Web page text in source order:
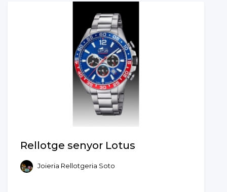
Rellotge senyor Lotus
Joieria Rellotgeria Soto